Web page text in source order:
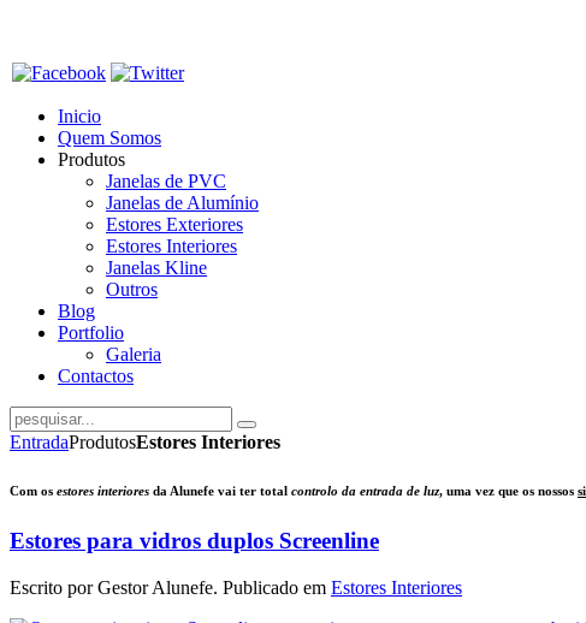
Inicio
Quem Somos
Produtos
Janelas de PVC
Janelas de Alumínio
Estores Exteriores
Estores Interiores
Janelas Kline
Outros
Blog
Portfolio
Galeria
Contactos
EntradaProdutosEstores Interiores
Com os estores interiores da Alunefe vai ter total controlo da entrada de luz, uma vez que os nossos
Estores para vidros duplos Screenline
Escrito por Gestor Alunefe. Publicado em Estores Interiores